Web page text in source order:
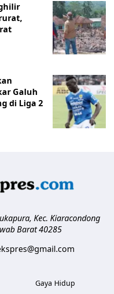
Galuh
di Liga 2
Kec. Kiaracondong
Barat 40285
Gaya Hidup